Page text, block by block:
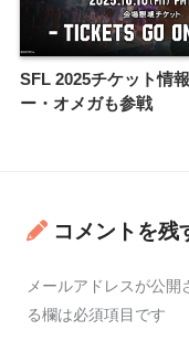
SFL 2025チケット情
ー・オメガも参戦
コメントを残
メールアドレスが公開
る欄は必須項目です